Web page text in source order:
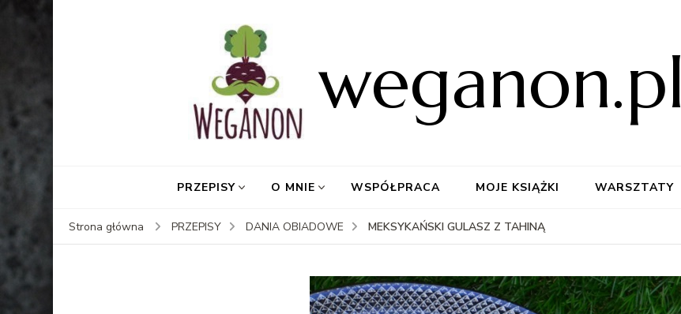
weganon.pl
PRZEPISY O MNIE WSPÓŁPRACA MOJE KSIĄŻKI WARSZTATY
Strona główna PRZEPISY DANIA OBIADOWE MEKSYKAŃSKI GULASZ Z TAHINĄ